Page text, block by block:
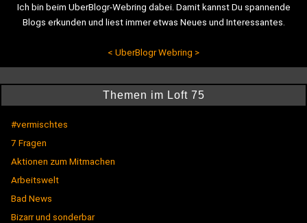
Ich bin beim UberBlogr-Webring dabei. Damit kannst Du spannende
Blogs erkunden und liest immer etwas Neues und Interessantes.
< UberBlogr Webring >
Themen im Loft 75
#vermischtes
7 Fragen
Aktionen zum Mitmachen
Arbeitswelt
Bad News
Bizarr und sonderbar